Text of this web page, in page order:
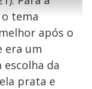
o tema
após o
era um
da
prata e